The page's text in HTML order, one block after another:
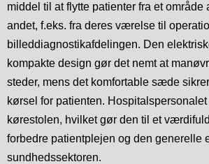
middel til at flytte patienter fra et område
andet, f.eks. fra deres værelse til
billeddiagnostikafdelingen. Den
kompakte design gør det nemt at
steder, mens det komfortable sæde
kørsel for patienten.
kørestolen, hvilket gør den til et
forbedre patientplejen og den generelle
sundhedssektoren.